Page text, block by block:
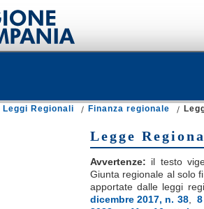
Leggi Regionali Finanza regionale
Legge
Avvertenze: il testo
Giunta regionale al solo
apportate dalle leggi
dicembre 2017, n. 38,